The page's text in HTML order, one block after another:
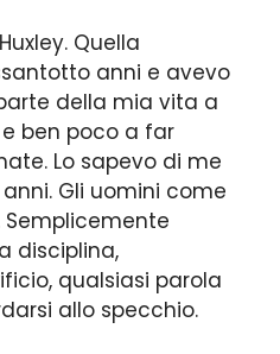
Quella
anni e avevo
della mia vita a
ben poco a far
Lo sapevo di me
Gli uomini come
disciplina,
qualsiasi parola
allo specchio.